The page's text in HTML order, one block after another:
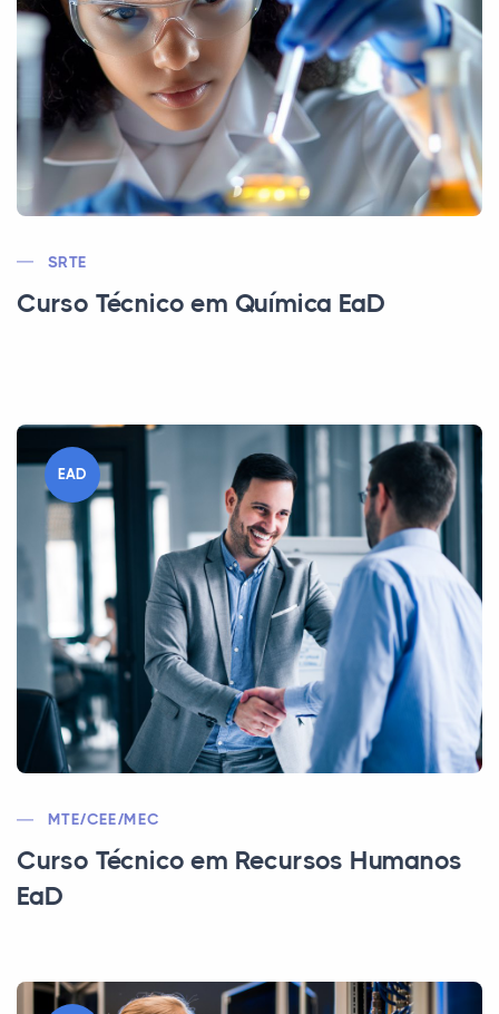
SRTE
Curso Técnico em Química EaD
EAD
MTE/CEE/MEC
Curso Técnico em Recursos Humanos
EaD